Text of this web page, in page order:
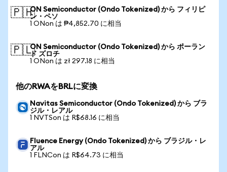
🇵🇭ON Semiconductor (Ondo Tokenized) から フィリピ
ン・ペソ
1 ONon は ₱4,852.70 に相当
🇵🇱ON Semiconductor (Ondo Tokenized) から ポーラン
ド ズロチ
1 ONon は zł 297.18 に相当
他のRWAをBRLに変換
Navitas Semiconductor (Ondo Tokenized) から ブラ
ジル・レアル
1 NVTSon は R$68.16 に相当
Fluence Energy (Ondo Tokenized) から ブラジル・レ
アル
1 FLNCon は R$64.73 に相当